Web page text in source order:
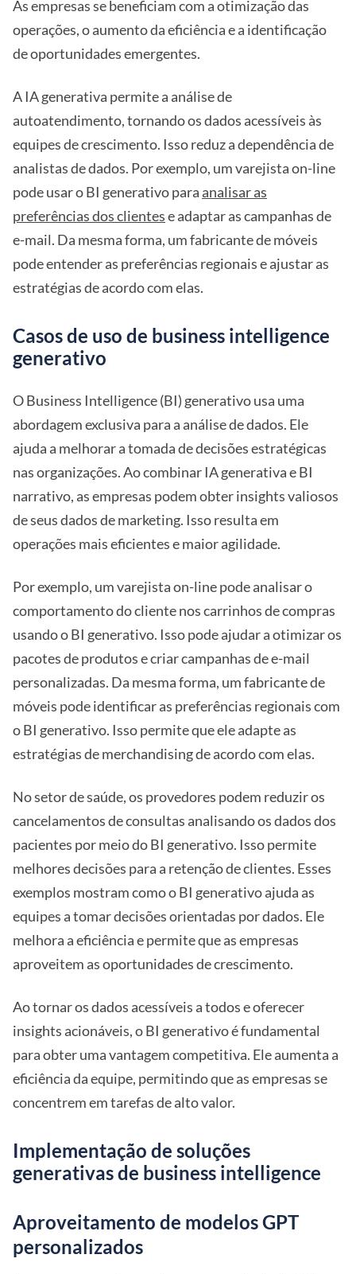
As empresas se beneficiam com a otimização das
operações, o aumento da eficiência e a identificação
de oportunidades emergentes.
A IA generativa permite a análise de
autoatendimento, tornando os dados acessíveis às
equipes de crescimento. Isso reduz a dependência de
analistas de dados. Por exemplo, um varejista on-line
pode usar o BI generativo para analisar as
preferências dos clientese adaptar as campanhas de
e-mail. Da mesma forma, um fabricante de móveis
pode entender as preferências regionais e ajustar as
estratégias de acordo com elas.
Casos de uso de business intelligence
generativo
O Business Intelligence (BI) generativo usa uma
abordagem exclusiva para a análise de dados. Ele
ajuda a melhorar a tomada de decisões estratégicas
nas organizações. Ao combinar IA generativa e BI
narrativo, as empresas podem obter insights valiosos
de seus dados de marketing. Isso resulta em
operações mais eficientes e maior agilidade.
Por exemplo, um varejista on-line pode analisar o
comportamento do cliente nos carrinhos de compras
usando o BI generativo. Isso pode ajudar a otimizar os
pacotes de produtos e criar campanhas de e-mail
personalizadas. Da mesma forma, um fabricante de
móveis pode identificar as preferências regionais com
o BI generativo. Isso permite que ele adapte as
estratégias de merchandising de acordo com elas.
No setor de saúde, os provedores podem reduzir os
cancelamentos de consultas analisando os dados dos
pacientes por meio do BI generativo. Isso permite
melhores decisões para a retenção de clientes. Esses
exemplos mostram como o BI generativo ajuda as
equipes a tomar decisões orientadas por dados. Ele
melhora a eficiência e permite que as empresas
aproveitem as oportunidades de crescimento.
Ao tornar os dados acessíveis a todos e oferecer
insights acionáveis, o BI generativo é fundamental
para obter uma vantagem competitiva. Ele aumenta a
eficiência da equipe, permitindo que as empresas se
concentrem em tarefas de alto valor.
Implementação de soluções
generativas de business intelligence
Aproveitamento de modelos GPT
personalizados